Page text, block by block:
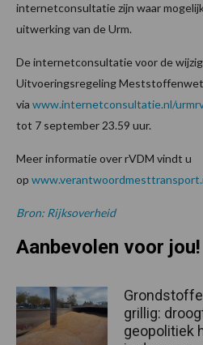
internetconsultatie zijn waar
uitwerking van de Urm.
De internetconsultatie voor de
Uitvoeringsregeling
via www.internetconsultatie.nl/
tot 7 september 23.59 uur.
Meer informatie over rVDM vindt u
op
Bron: Rijksoverheid
Aanbevolen voor jou!
grillig:
geopolitiek